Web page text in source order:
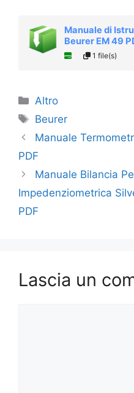
Manuale di
Beurer EM 49
1 file(s)
Categorie
Altro
Tag
Beurer
Manuale
PDF
Manuale Bilancia
Impedenziometrica
PDF
Lascia un